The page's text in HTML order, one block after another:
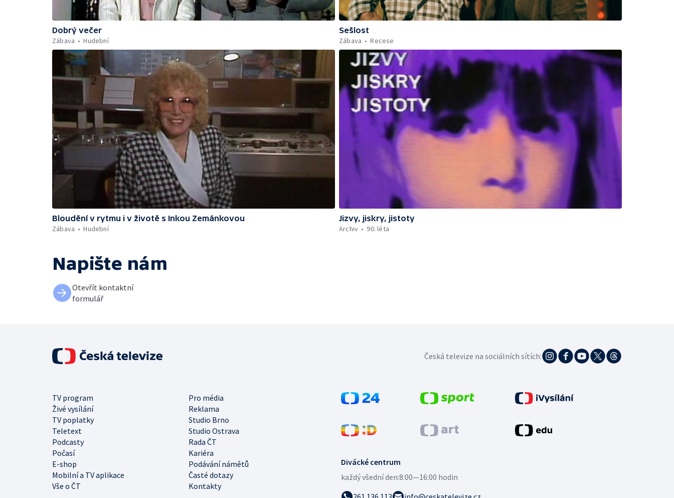
Dobrý večer
Zábava
Hudební
Sešlost
Zábava
Recese
Bloudění v rytmu i v životě s Inkou Zemánkovou
Zábava
Hudební
Jizvy, jiskry, jistoty
Archiv
90. léta
Napište nám
Otevřít kontaktní
formulář
Divácké centrum
každý všední den:8:00—16:00 hodin
TV program
Pro média
Živé vysílání
Reklama
TV poplatky
Studio Brno
Teletext
Studio Ostrava
Podcasty
Rada ČT
Počasí
Kariéra
E-shop
Podávání námětů
Mobilní a TV aplikace
Časté dotazy
Vše o ČT
Kontakty
Česká televize na sociálních sítích: